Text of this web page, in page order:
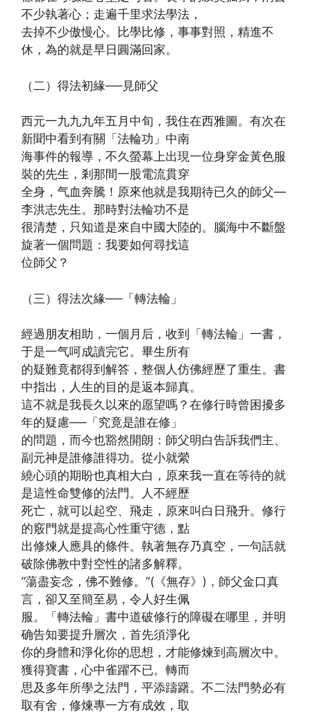
不少執著心；走遍千里求法學法，
去掉不少傲慢心。比學比修，事事對照，精進不
休，為的就是早日圓滿回家。
（二）得法初緣──見師父
西元一九九九年五月中旬，我住在西雅圖。有次在
新聞中看到有關「法輪功」中南
海事件的報導，不久螢幕上出現一位身穿金黃色服
裝的先生，剎那間一股電流貫穿
全身，气血奔騰！原來他就是我期待已久的師父—
李洪志先生。那時對法輪功不是
很清楚，只知道是來自中國大陸的。腦海中不斷盤
旋著一個問題：我要如何尋找這
位師父？
（三）得法次緣──「轉法輪」
經過朋友相助，一個月后，收到「轉法輪」一書，
于是一气呵成讀完它。畢生所有
的疑難竟都得到解答，整個人仿佛經歷了重生。書
中指出，人生的目的是返本歸真。
這不就是我長久以來的愿望嗎？在修行時曾困擾多
年的疑慮──「究竟是誰在修」
的問題，而今也豁然開朗：師父明白告訴我們主、
副元神是誰修誰得功。從小就縈
繞心頭的期盼也真相大白，原來我一直在等待的就
是這性命雙修的法門。人不經歷
死亡，就可以起空、飛走，原來叫白日飛升。修行
的竅門就是提高心性重守德，點
出修煉人應具的條件。執著無存乃真空，一句話就
破除佛教中對空性的諸多解釋。
“蕩盡妄念，佛不難修。”(《無存》)，師父金口真
言，卻又至簡至易，令人好生佩
服。「轉法輪」書中道破修行的障礙在哪里，并明
确告知要提升層次，首先須淨化
你的身體和淨化你的思想，才能修煉到高層次中。
獲得寶書，心中雀躍不已。轉而
思及多年所學之法門，平添躊躇。不二法門勢必有
取有舍，修煉專一方有成效，取